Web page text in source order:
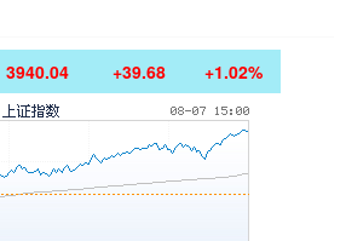
3940.04 +39.68 +1.02%